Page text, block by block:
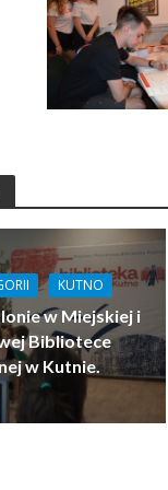
KUTNO
w Miejskiej i
Bibliotece
w Kutnie.